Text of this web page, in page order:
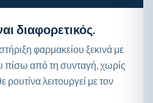
διαφορετικός.
φαρμακείου ξεκινά με
πίσω από τη συνταγή, χωρίς
λειτουργεί με τον